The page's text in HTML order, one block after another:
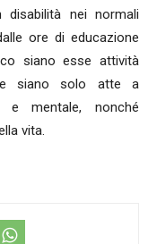
nei normali
ore di educazione
siano esse attività
siano solo atte a
e mentale, nonché
vita.